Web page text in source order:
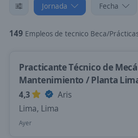
Jornada Fecha
149 Empleos de tecnico Beca/
Practicante Técnico de
Mantenimiento / Planta
4,3
Aris
Lima, Lima
Ayer